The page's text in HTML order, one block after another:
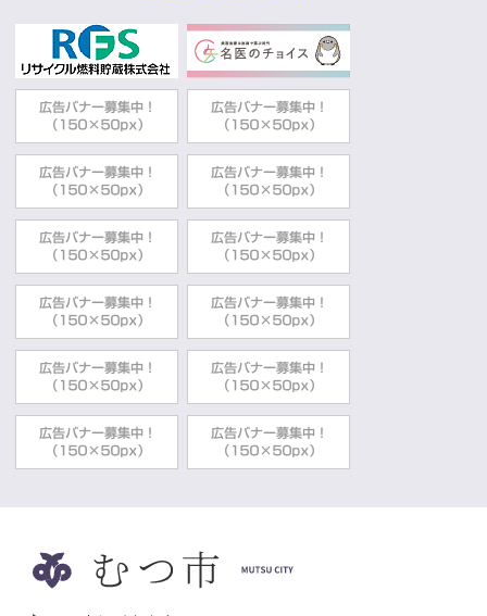
2023年12月01日 給付・助成・手当
不妊治療費等を助成します
こどもみらい部子育て支援課
2023年08月03日 子育て相談・教室
子育て支援センターに出かけてみません
か？
こどもみらい部こども家庭課
2023年05月25日 子育て
むつ市子育て支援アプリ「オンライン相
談」
こどもみらい部子育て支援課
2023年05月25日 子育て
むつ市子育て支援アプリ
こどもみらい部子育て支援課
2023年05月01日